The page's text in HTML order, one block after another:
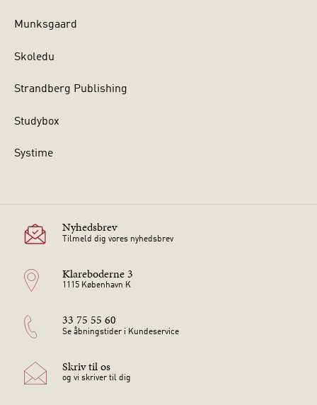
Munksgaard
Skoledu
Strandberg Publishing
Studybox
Systime
Nyhedsbrev
Tilmeld dig vores nyhedsbrev
Klareboderne 3
1115 København K
33 75 55 60
Se åbningstider i Kundeservice
Skriv til os
og vi skriver til dig